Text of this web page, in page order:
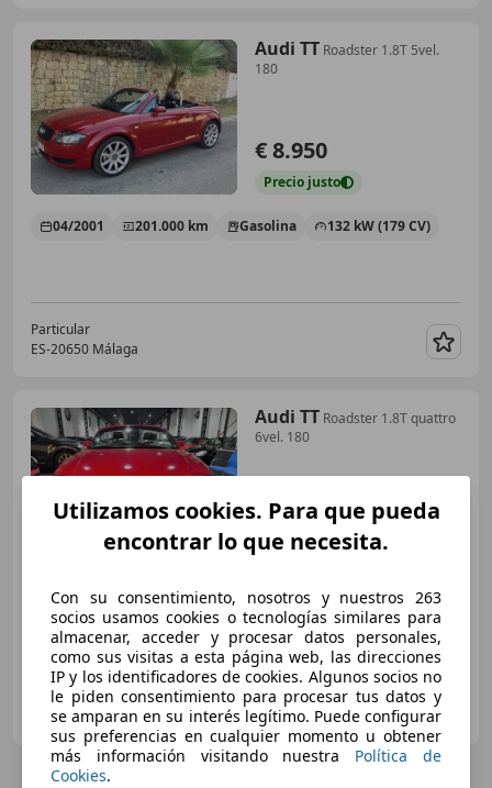
Audi TT Roadster 1.8T 5vel.
180
€ 8.950
Precio justo
04/2001 201.000 km Gasolina 132 kW (179 CV)
Particular
ES-20650 Málaga
Audi TT Roadster 1.8T quattro
6vel. 180
€ 7.989
Súperoferta
01/2002 200.000 km Gasolina 132 kW (179 CV)
VENDOMICOCHE.ES
ES-46910 ALFAFAR
Utilizamos cookies. Para que pueda
encontrar lo que necesita.
Con su consentimiento, nosotros y nuestros 263
socios usamos cookies o tecnologías similares para
almacenar, acceder y procesar datos personales,
como sus visitas a esta página web, las direcciones
IP y los identificadores de cookies. Algunos socios no
le piden consentimiento para procesar tus datos y
se amparan en su interés legítimo. Puede configurar
sus preferencias en cualquier momento u obtener
más información visitando nuestra Política de
Cookies.